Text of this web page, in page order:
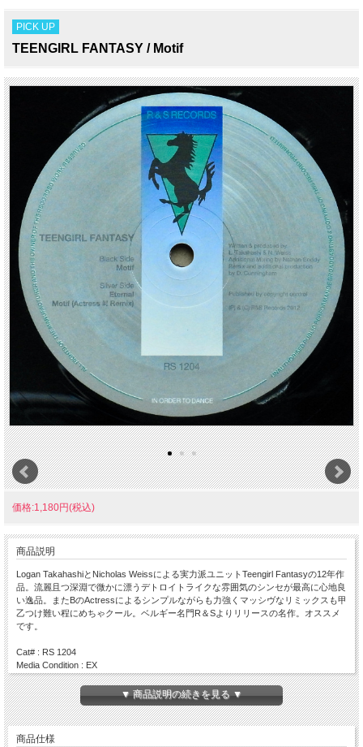
PICK UP
TEENGIRL FANTASY / Motif
価格:1,180円(税込)
商品説明
Logan TakahashiとNicholas Weissによる実力派ユニットTeengirl Fantasyの12年作
品。流麗且つ深淵で微かに漂うデトロイトライクな雰囲気のシンセが最高に心地良
い逸品。またBのActressによるシンプルながらも力強くマッシヴなリミックスも甲
乙つけ難い程にめちゃクール。ベルギー名門R＆Sよりリリースの名作。オススメ
です。
Cat# : RS 1204
Media Condition : EX
Sleeve Condition : EX
Press : 2012 / Belgium
Side A
▼ 商品説明の続きを見る ▼
商品仕様